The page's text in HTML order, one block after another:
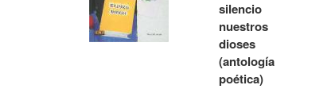
silencio
nuestros
dioses
(antología
poética)